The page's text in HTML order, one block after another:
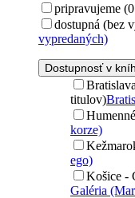
pripravujeme
dostupná (bez
vypredaných)
Dostupnosť v
titulov)
korze)
ego)
Košice -
Galéria